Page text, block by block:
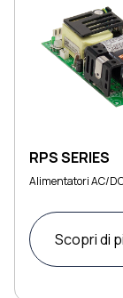
RPS SERIES
Alimentatori AC/
Scopri di